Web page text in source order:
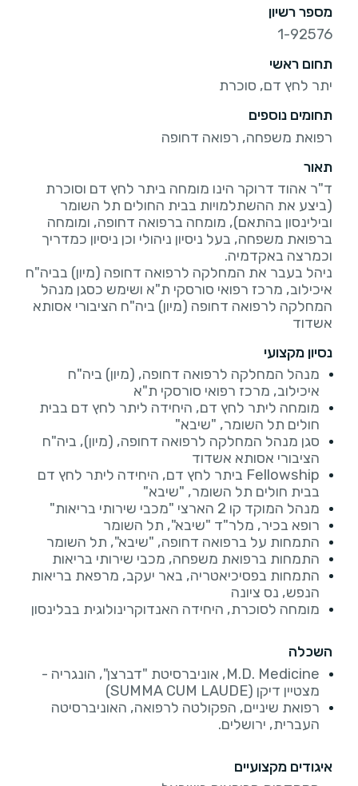
מספר רשיון
1-92576
תחום ראשי
יתר לחץ דם, סוכרת
תחומים נוספים
רפואת משפחה, רפואה דחופה
תאור
ד"ר אהוד דרוקר הינו מומחה ביתר לחץ דם וסוכרת
(ביצע את ההשתלמויות בבית החולים תל השומר
ובילינסון בהתאם), מומחה ברפואה דחופה, ומומחה
ברפואת משפחה, בעל ניסיון ניהולי וכן ניסיון כמדריך
ניהל בעבר את המחלקה לרפואה דחופה (מיון) בביה"ח
איכילוב, מרכז רפואי סורסקי ת"א ושימש כסגן מנהל
המחלקה לרפואה דחופה (מיון) ביה"ח הציבורי אסותא
אשדוד
נסיון מקצועי
מנהל המחלקה לרפואה דחופה, (מיון) ביה"ח
איכילוב, מרכז רפואי סורסקי ת"א
מומחה ליתר לחץ דם, היחידה ליתר לחץ דם בבית
חולים תל השומר, "שיבא"
סגן מנהל המחלקה לרפואה דחופה, (מיון), ביה"ח
הציבורי אסותא אשדוד
Fellowship ביתר לחץ דם, היחידה ליתר לחץ דם
בבית חולים תל השומר, "שיבא"
מנהל המוקד קו 2 הארצי "מכבי שירותי בריאות"
רופא בכיר, מלר"ד "שיבא", תל השומר
התמחות על ברפואה דחופה, "שיבא", תל השומר
התמחות ברפואת משפחה, מכבי שירותי בריאות
התמחות בפסיכיאטריה, באר יעקב, מרפאת בריאות
הנפש, נס ציונה
מומחה לסוכרת, היחידה האנדוקרינולוגית בבלינסון
השכלה
M.D. Medicine, אוניברסיטת "דברצן", הונגריה -
מצטיין דיקן (SUMMA CUM LAUDE)
רפואת שיניים, הפקולטה לרפואה, האוניברסיטה
העברית, ירושלים.
איגודים מקצועיים